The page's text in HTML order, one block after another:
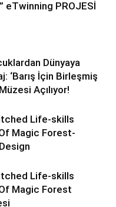
eTwinning PROJESİ
Dünyaya
‘Barış İçin Birleşmiş
Açılıyor!
Life-skills
Magic Forest-
Life-skills
Magic Forest